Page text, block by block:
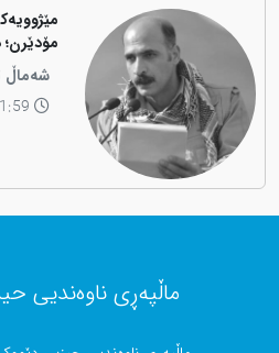
لە
شەماڵ
ماڵپەڕی ناوەندیی